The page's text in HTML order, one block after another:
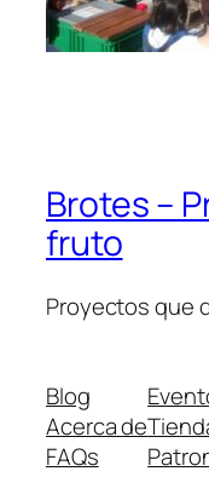
Brotes –
fruto
Proyectos que
Blog
Acerca de
FAQs